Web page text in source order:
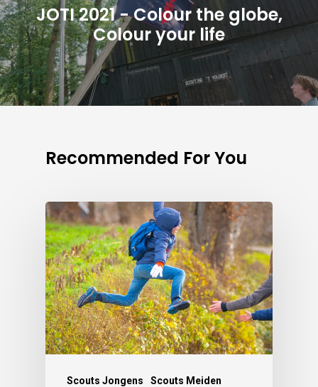
JOTI 2021 - Colour the globe,
Colour your life
Recommended For You
Scouts Jongens Scouts Meiden